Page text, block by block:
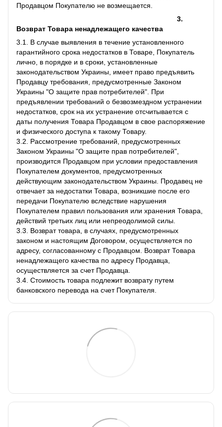
Продавцом Покупателю не возмещается.
3.
Возврат Товара ненадлежащего качества
3.1. В случае выявления в течение установленного
гарантийного срока недостатков в Товаре, Покупатель
лично, в порядке и в сроки, установленные
законодательством Украины, имеет право предъявить
Продавцу требования, предусмотренные Законом
Украины "О защите прав потребителей". При
предъявлении требований о безвозмездном устранении
недостатков, срок на их устранение отсчитывается с
даты получения Товара Продавцом в свое распоряжение
и физического доступа к такому Товару.
3.2. Рассмотрение требований, предусмотренных
Законом Украины "О защите прав потребителей",
производится Продавцом при условии предоставления
Покупателем документов, предусмотренных
действующим законодательством Украины. Продавец не
отвечает за недостатки Товара, возникшие после его
передачи Покупателю вследствие нарушения
Покупателем правил пользования или хранения Товара,
действий третьих лиц или непреодолимой силы.
3.3. Возврат товара, в случаях, предусмотренных
законом и настоящим Договором, осуществляется по
адресу, согласованному с Продавцом. Возврат Товара
ненадлежащего качества по адресу Продавца,
осуществляется за счет Продавца.
3.4. Стоимость товара подлежит возврату путем
банковского перевода на счет Покупателя.